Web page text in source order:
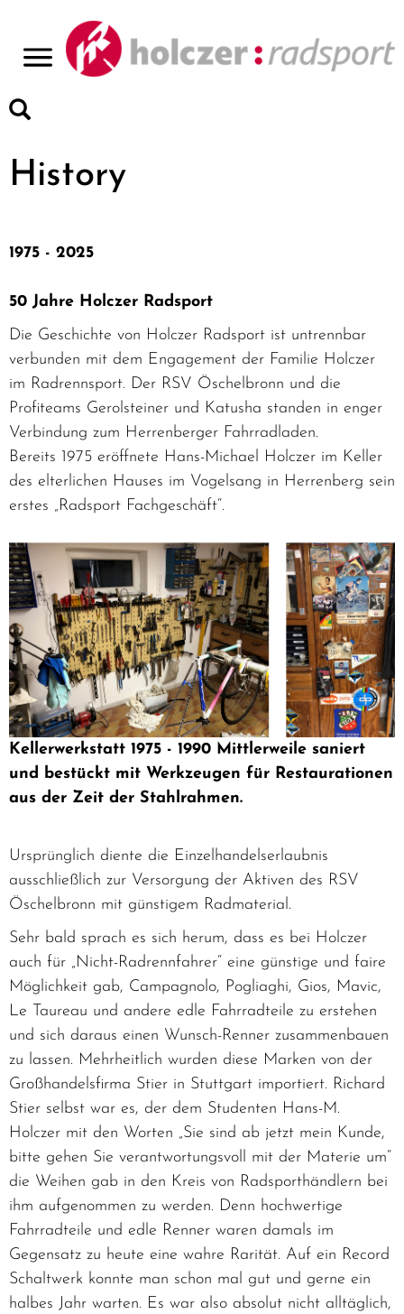
History
1975 - 2025
50 Jahre Holczer Radsport
Die Geschichte von Holczer Radsport ist untrennbar
verbunden mit dem Engagement der Familie Holczer
im Radrennsport. Der RSV Öschelbronn und die
Profiteams Gerolsteiner und Katusha standen in enger
Verbindung zum Herrenberger Fahrradladen.
Bereits 1975 eröffnete Hans-Michael Holczer im Keller
des elterlichen Hauses im Vogelsang in Herrenberg sein
erstes „Radsport Fachgeschäft“.
Kellerwerkstatt 1975 - 1990 Mittlerweile saniert
und bestückt mit Werkzeugen für Restaurationen
aus der Zeit der Stahlrahmen.
Ursprünglich diente die Einzelhandelserlaubnis
ausschließlich zur Versorgung der Aktiven des RSV
Öschelbronn mit günstigem Radmaterial.
Sehr bald sprach es sich herum, dass es bei Holczer
auch für „Nicht-Radrennfahrer“ eine günstige und faire
Möglichkeit gab, Campagnolo, Pogliaghi, Gios, Mavic,
Le Taureau und andere edle Fahrradteile zu erstehen
und sich daraus einen Wunsch-Renner zusammenbauen
zu lassen. Mehrheitlich wurden diese Marken von der
Großhandelsfirma Stier in Stuttgart importiert. Richard
Stier selbst war es, der dem Studenten Hans-M.
Holczer mit den Worten „Sie sind ab jetzt mein Kunde,
bitte gehen Sie verantwortungsvoll mit der Materie um“
die Weihen gab in den Kreis von Radsporthändlern bei
ihm aufgenommen zu werden. Denn hochwertige
Fahrradteile und edle Renner waren damals im
Gegensatz zu heute eine wahre Rarität. Auf ein Record
Schaltwerk konnte man schon mal gut und gerne ein
halbes Jahr warten. Es war also absolut nicht alltäglich,